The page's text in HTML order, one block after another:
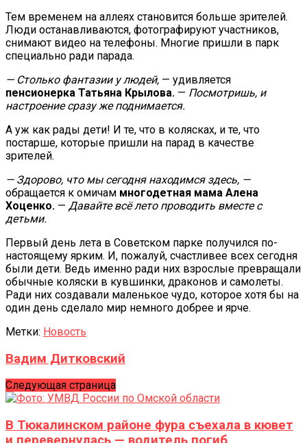
Тем временем на аллеях становится больше зрителей.
Люди останавливаются, фотографируют участников,
снимают видео на телефоны. Многие пришли в парк
специально ради парада.
— Столько фантазии у людей, — удивляется
пенсионерка Татьяна Крылова. — Посмотришь, и
настроение сразу же поднимается.
А уж как рады дети! И те, что в колясках, и те, что
постарше, которые пришли на парад в качестве
зрителей.
— Здорово, что мы сегодня находимся здесь, —
обращается к омичам многодетная мама Алена
Хоценко. — Давайте всё лето проводить вместе с
детьми.
Первый день лета в Советском парке получился по-
настоящему ярким. И, пожалуй, счастливее всех сегодня
были дети. Ведь именно ради них взрослые превращали
обычные коляски в кувшинки, драконов и самолеты.
Ради них создавали маленькое чудо, которое хотя бы на
один день сделало мир немного добрее и ярче.
Метки: Новость
Вадим Дитковский
Следующая страница
В Тюкалинском районе фура съехала в кювет